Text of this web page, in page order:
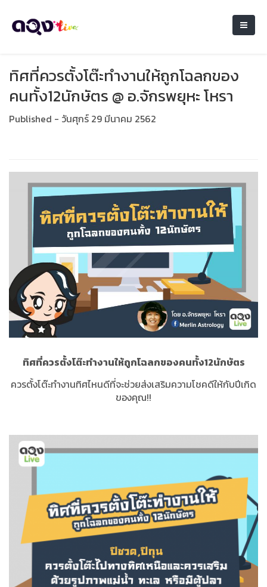
ทิศที่ควรตั้งโต๊ะทำงานให้ถูกโฉลกของ
คนทั้ง12นักษัตร @ อ.จักรพยุหะ โหรา
Published - วันศุกร์ 29 มีนาคม 2562
ทิศที่ควรตั้งโต๊ะทำงานให้ถูกโฉลกของคนทั้ง12นักษัตร
ควรตั้งโต๊ะทำงานทิศไหนดีที่จะช่วยส่งเสริมความโชคดีให้กับปีเกิด
ของคุณ!!